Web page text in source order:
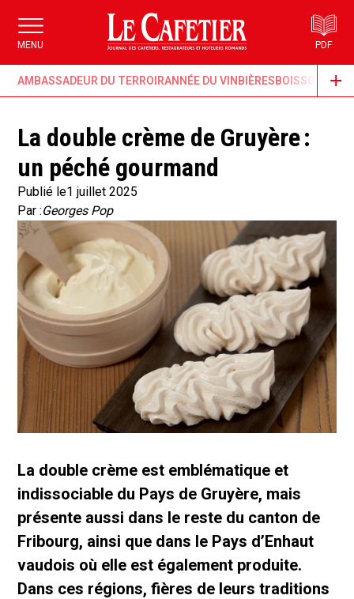
MENU PDF
AMBASSADEUR DU TERROIRANNÉE DU VINBIÈRESBOISSONS &
La double crème de Gruyère :
un péché gourmand
Publié le1 juillet 2025
Par :Georges Pop
La double crème est emblématique et
indissociable du Pays de Gruyère, mais
présente aussi dans le reste du canton de
Fribourg, ainsi que dans le Pays d’Enhaut
vaudois où elle est également produite.
Dans ces régions, fières de leurs traditions